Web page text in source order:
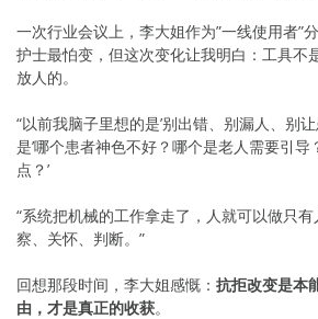
一次行业会议上，李大姐作为”一线使用者”
护士最怕变，但这次变化让我明白：工具不
放人的。
“以前我脑子里想的是’别出错、别漏人、别
是’哪个患者神色不好？哪个是老人需要引
点？’
“系统把机械的工作拿走了，人就可以做只
察、关怀、判断。”
回想那段时间，李大姐感慨： 抗拒改变是本
由，才是真正的收获。